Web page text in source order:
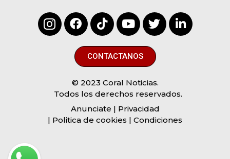
CONTACTANOS
© 2023 Coral Noticias.
Todos los derechos reservados.
Anunciate | Privacidad
| Politica de cookies | Condiciones